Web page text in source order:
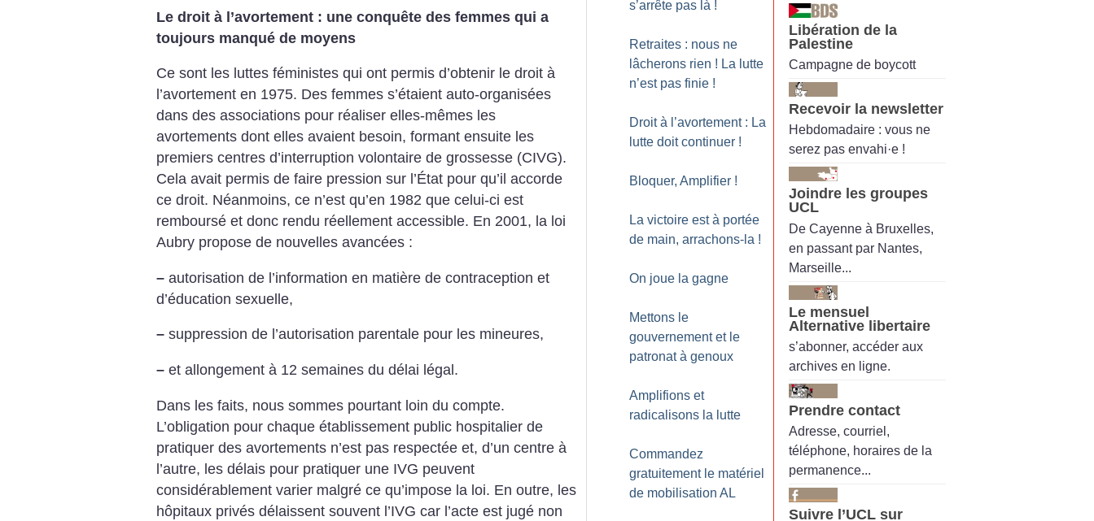
Le droit à l’avortement : une conquête des femmes qui a
toujours manqué de moyens
Ce sont les luttes féministes qui ont permis d’obtenir le droit à
l’avortement en 1975. Des femmes s’étaient auto-organisées
dans des associations pour réaliser elles-mêmes les
avortements dont elles avaient besoin, formant ensuite les
premiers centres d’interruption volontaire de grossesse (CIVG).
Cela avait permis de faire pression sur l’État pour qu’il accorde
ce droit. Néanmoins, ce n’est qu’en 1982 que celui-ci est
remboursé et donc rendu réellement accessible. En 2001, la loi
Aubry propose de nouvelles avancées :
– autorisation de l’information en matière de contraception et
d’éducation sexuelle,
– suppression de l’autorisation parentale pour les mineures,
– et allongement à 12 semaines du délai légal.
Dans les faits, nous sommes pourtant loin du compte.
L’obligation pour chaque établissement public hospitalier de
pratiquer des avortements n’est pas respectée et, d’un centre à
l’autre, les délais pour pratiquer une IVG peuvent
considérablement varier malgré ce qu’impose la loi. En outre, les
hôpitaux privés délaissent souvent l’IVG car l’acte est jugé non
s’arrête pas là !
Retraites : nous ne
lâcherons rien ! La lutte
n’est pas finie !
Droit à l’avortement : La
lutte doit continuer !
Bloquer, Amplifier !
La victoire est à portée
de main, arrachons-la !
On joue la gagne
Mettons le
gouvernement et le
patronat à genoux
Amplifions et
radicalisons la lutte
Commandez
gratuitement le matériel
de mobilisation AL
Libération de la
Palestine
Campagne de boycott
Recevoir la newsletter
Hebdomadaire : vous ne
serez pas envahi·e !
Joindre les groupes
UCL
De Cayenne à Bruxelles,
en passant par Nantes,
Marseille...
Le mensuel
Alternative libertaire
s’abonner, accéder aux
archives en ligne.
Prendre contact
Adresse, courriel,
téléphone, horaires de la
permanence...
Suivre l’UCL sur